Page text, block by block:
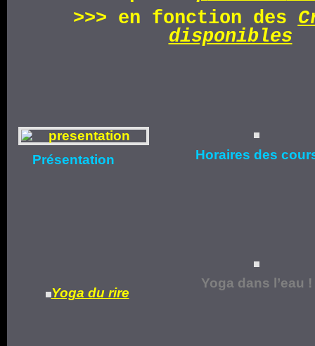
>>> en fonction des
disponibles
Présentation Horaires des
Yoga du rire
Yoga dans l’eau !